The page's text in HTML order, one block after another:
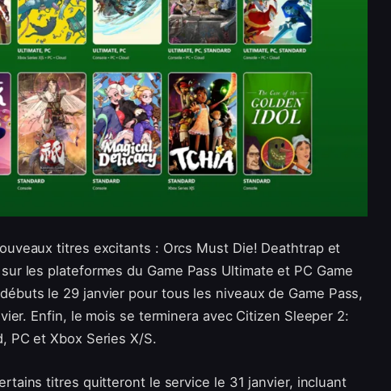
titres excitants : Orcs Must Die! Deathtrap et
les plateformes du Game Pass Ultimate et PC Game
le 29 janvier pour tous les niveaux de Game Pass,
Enfin, le mois se terminera avec Citizen Sleeper 2:
PC et Xbox Series X/S.
titres quitteront le service le 31 janvier, incluant